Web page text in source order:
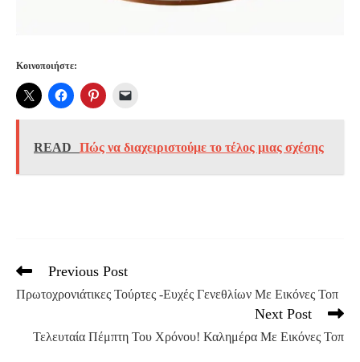
Κοινοποιήστε:
READ Πώς να διαχειριστούμε το τέλος μιας σχέσης
Read
articles
Previous Post
Πρωτοχρονιάτικες Τούρτες -Ευχές Γενεθλίων Με Εικόνες Τοπ
Next Post
Τελευταία Πέμπτη Του Χρόνου! Καλημέρα Με Εικόνες Τοπ